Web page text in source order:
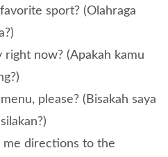
sport? (Olahraga
right now? (Apakah kamu
please? (Bisakah saya
me directions to the